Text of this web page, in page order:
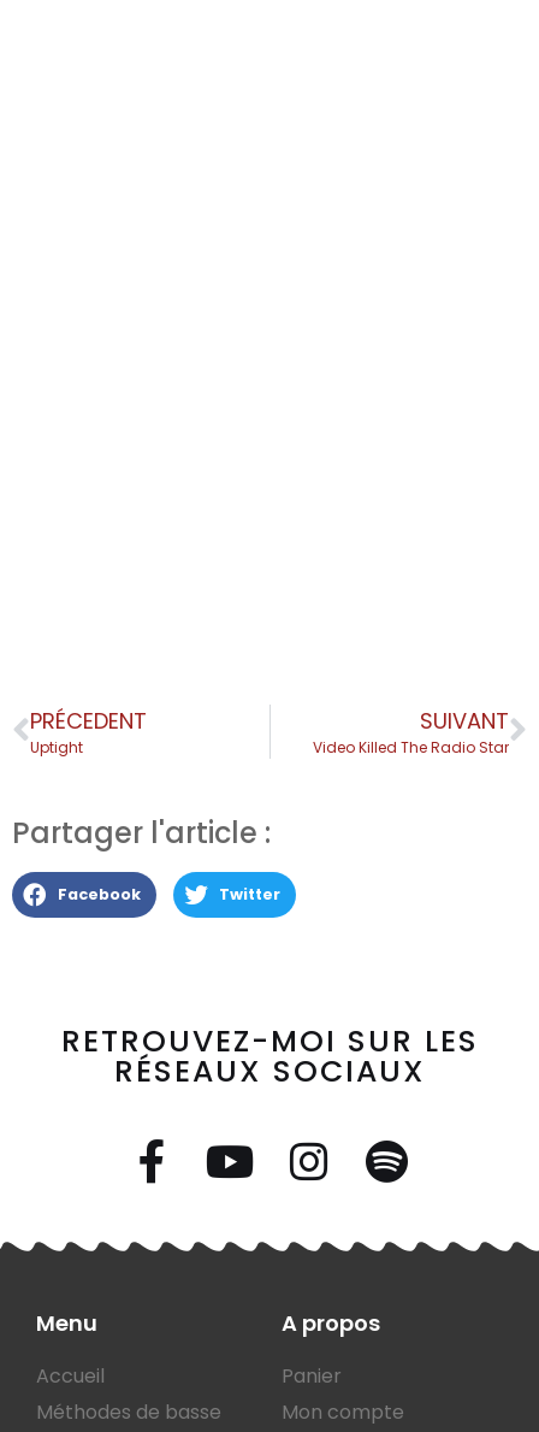
PRÉCEDENT
Uptight
SUIVANT
Video Killed The Radio Star
Partager l'article :
Facebook Twitter
RETROUVEZ-MOI SUR LES
RÉSEAUX SOCIAUX
Menu
Accueil
Méthodes de basse
A propos
Panier
Mon compte